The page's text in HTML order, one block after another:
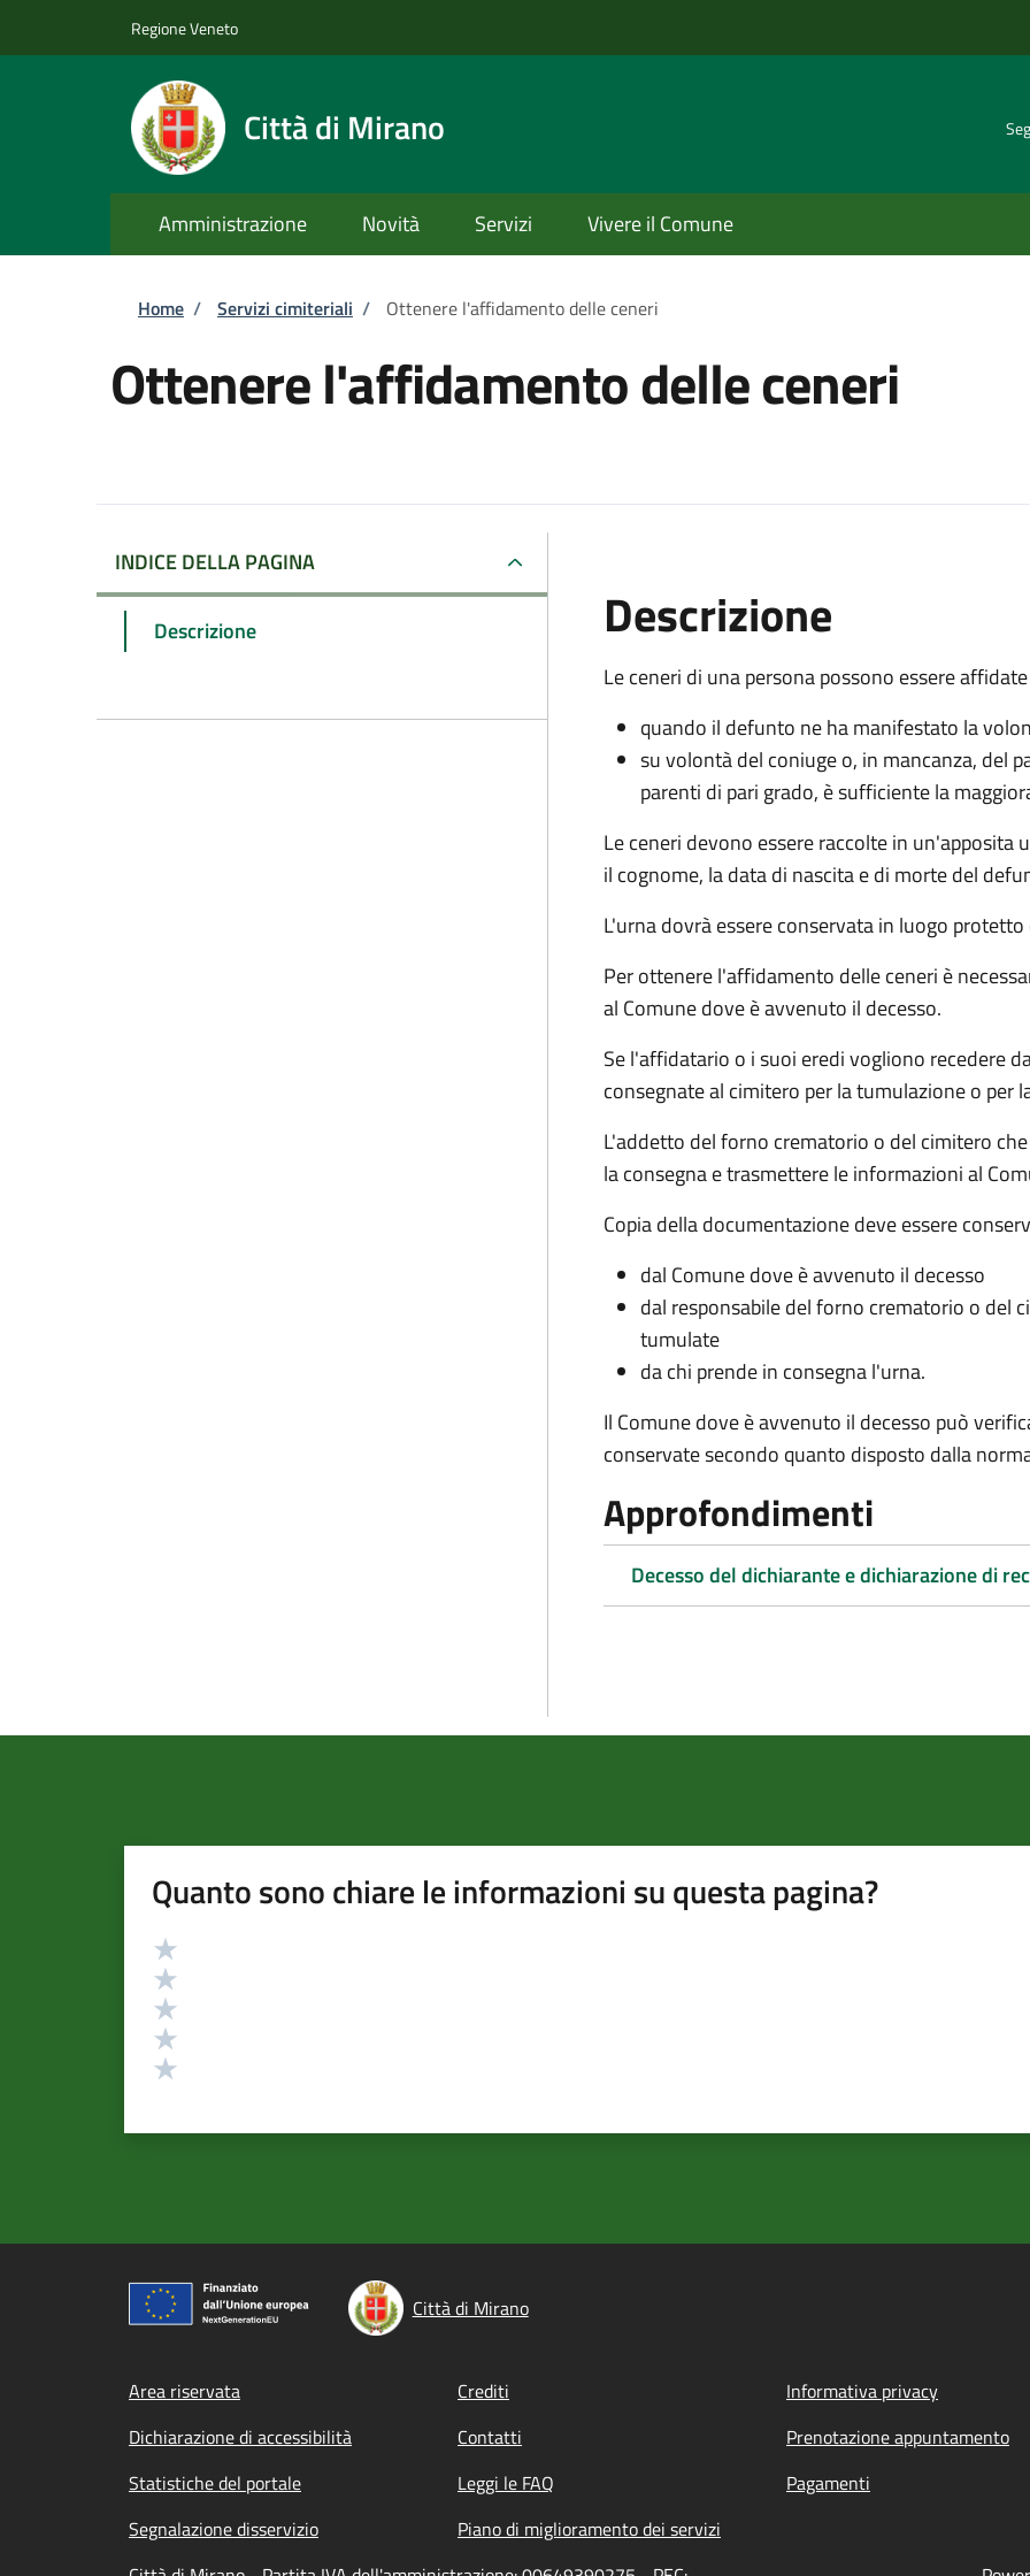
Regione Veneto
Città di Mirano
Amministrazione Novità Servizi Vivere il Comune
Briciole di pane
Home / Servizi cimiteriali / Ottenere l'affidamento delle ceneri
Ottenere l'affidamento delle ceneri
INDICE DELLA PAGINA
Descrizione Descrizione
Le ceneri di una persona possono essere
quando il defunto ne ha manifestato la
su volontà del coniuge o, in mancanza, del
parenti di pari grado, è sufficiente la
Le ceneri devono essere raccolte in un'apposita
il cognome, la data di nascita e di morte del
L'urna dovrà essere conservata in luogo
Per ottenere l'affidamento delle ceneri è
al Comune dove è avvenuto il decesso.
Se l'affidatario o i suoi eredi vogliono recedere
consegnate al cimitero per la tumulazione o per
L'addetto del forno crematorio o del cimitero
la consegna e trasmettere le informazioni al
Copia della documentazione deve essere
dal Comune dove è avvenuto il decesso
dal responsabile del forno crematorio o del
tumulate
da chi prende in consegna l'urna.
Il Comune dove è avvenuto il decesso può
conservate secondo quanto disposto dalla
Approfondimenti
Decesso del dichiarante e dichiarazione di
Quanto sono chiare le informazioni su questa pagina?
Valutazione
Città di Mirano
Footer menu
Area riservata Crediti Informativa privacy
Dichiarazione di accessibilità
Contatti Prenotazione appuntamento
Statistiche del portale
Leggi le FAQ Pagamenti
Segnalazione disservizio
Piano di miglioramento dei servizi